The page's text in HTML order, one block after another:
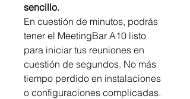
sencillo.
En cuestión de minutos, podrás
tener el MeetingBar A10 listo
para iniciar tus reuniones en
cuestión de segundos. No más
tiempo perdido en instalaciones
o configuraciones complicadas.